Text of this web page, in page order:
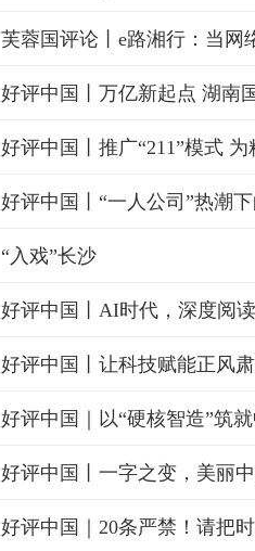
芙蓉国评论丨e路湘行：当网
好评中国丨万亿新起点 湖南
好评中国丨推广“211”模式
好评中国丨“一人公司”热潮
“入戏”长沙
好评中国丨AI时代，深度阅
好评中国丨让科技赋能正风
好评中国｜以“硬核智造”筑
好评中国丨一字之变，美丽
好评中国｜20条严禁！请把